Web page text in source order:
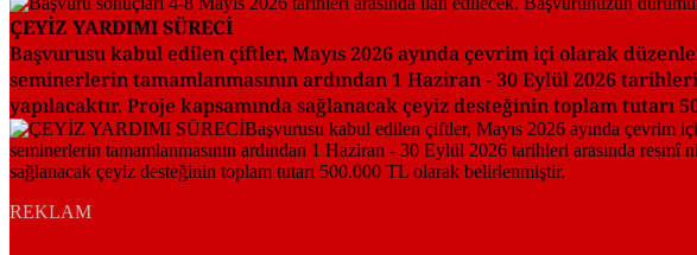
ÇEYİZ YARDIMI SÜRECİ
Başvurusu kabul edilen çiftler, Mayıs 2026 ayında çevrim içi olarak
seminerlerin tamamlanmasının ardından 1 Haziran - 30 Eylül 2026
yapılacaktır. Proje kapsamında sağlanacak çeyiz desteğinin toplam tutarı
REKLAM